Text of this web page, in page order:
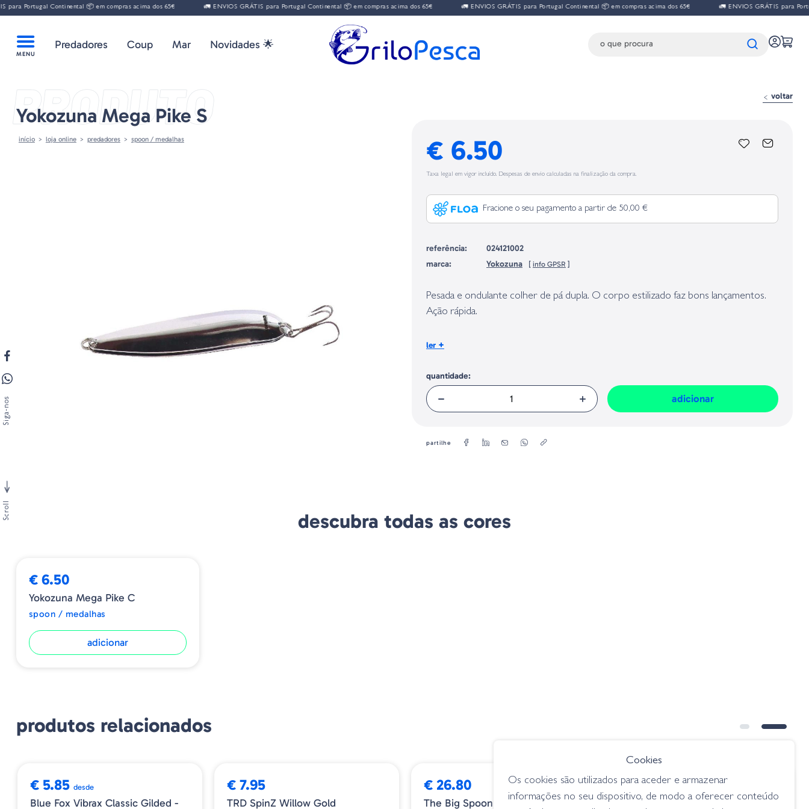
Portugal Continental 📦 em compras acima dos 65€ 🚛 ENVIOS GRÁTIS para Portugal Continental 📦 em compras acima dos 65€ 🚛 ENVIOS GRÁTIS para Portugal Continental 📦 em compras acima dos 65€ 🚛 ENVIOS GRÁTIS para
Predadores Coup Mar Novidades 🌟
PRODUTO
Yokozuna Mega Pike S
início loja online predadores spoon / medalhas
voltar
€ 6.50
Taxa legal em vigor incluído. Despesas de envio calculadas na finalização da compra.
Fracione o seu pagamento a partir de 50,00 €
referência:
024121002
marca:
Yokozuna [ info GPSR ]
Pesada e ondulante colher de pá dupla. O corpo estilizado faz bons lançamentos.
Ação rápida.
-Tamanho: 120 mm
ler +
quantidade:
adicionar
partilhe
descubra todas as cores
€ 6.50
Yokozuna Mega Pike C
spoon / medalhas
adicionar
produtos relacionados
€ 5.85 desde
Blue Fox Vibrax Classic Gilded -
€ 7.95
TRD SpinZ Willow Gold
€ 26.80
The Big Spoon Silver Holografica
➕ OPÇÕES
€ 5.75
Blue Fox Vibrax Classic - FT
Siga-nos
Scroll
Cookies
Os cookies são utilizados para aceder e armazenar
informações no seu dispositivo, de modo a oferecer conteúdo